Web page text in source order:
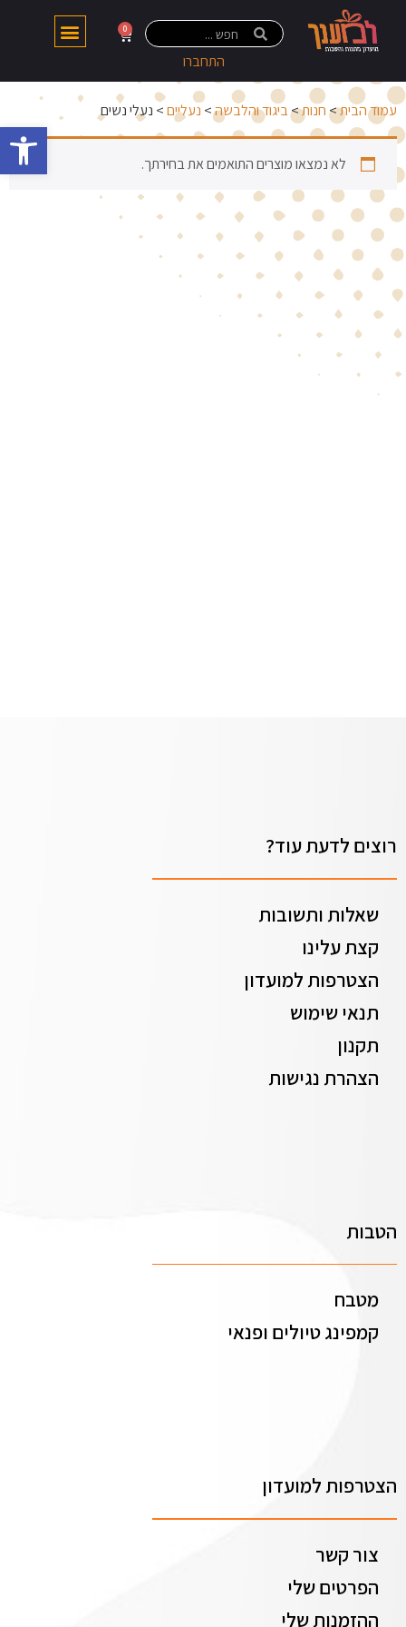
התחברו
0
עמוד הבית>חנות>ביגוד והלבשה> נעליים> נעלי נשים
לא נמצאו מוצרים התואמים את בחירתך.
רוצים לדעת עוד?
שאלות ותשובות
קצת עלינו
הצטרפות למועדון
תנאי שימוש
תקנון
הצהרת נגישות
הטבות
מטבח
קמפינג טיולים ופנאי
הצטרפות למועדון
צור קשר
הפרטים שלי
ההזמנות שלי